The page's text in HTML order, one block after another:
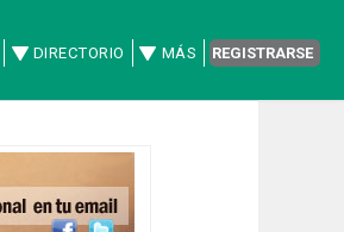
DIRECTORIO MÁS REGISTRARSE